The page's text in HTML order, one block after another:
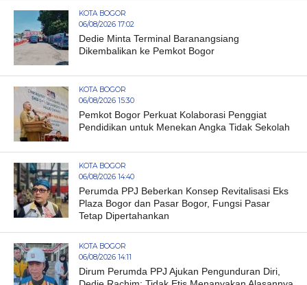
KOTA BOGOR
06/08/2026 17:02
Dedie Minta Terminal Baranangsiang
Dikembalikan ke Pemkot Bogor
KOTA BOGOR
06/08/2026 15:30
Pemkot Bogor Perkuat Kolaborasi Penggiat
Pendidikan untuk Menekan Angka Tidak Sekolah
KOTA BOGOR
06/08/2026 14:40
Perumda PPJ Beberkan Konsep Revitalisasi Eks
Plaza Bogor dan Pasar Bogor, Fungsi Pasar
Tetap Dipertahankan
KOTA BOGOR
06/08/2026 14:11
Dirum Perumda PPJ Ajukan Pengunduran Diri,